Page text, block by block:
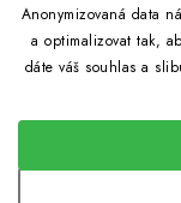
Anonymizovaná data
a optimalizovat tak,
dáte váš souhlas a
Věrnostní
Reklamace
Způsob
Citronela a její
Binchotan a
Outdoor
Udržitelně a
Snažíme se co